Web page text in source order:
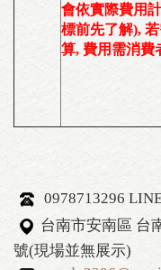
會依實際費用
標前先了解),
算, 費用需消費
0978713296
台南市安南區 台
號(現場並無展示)